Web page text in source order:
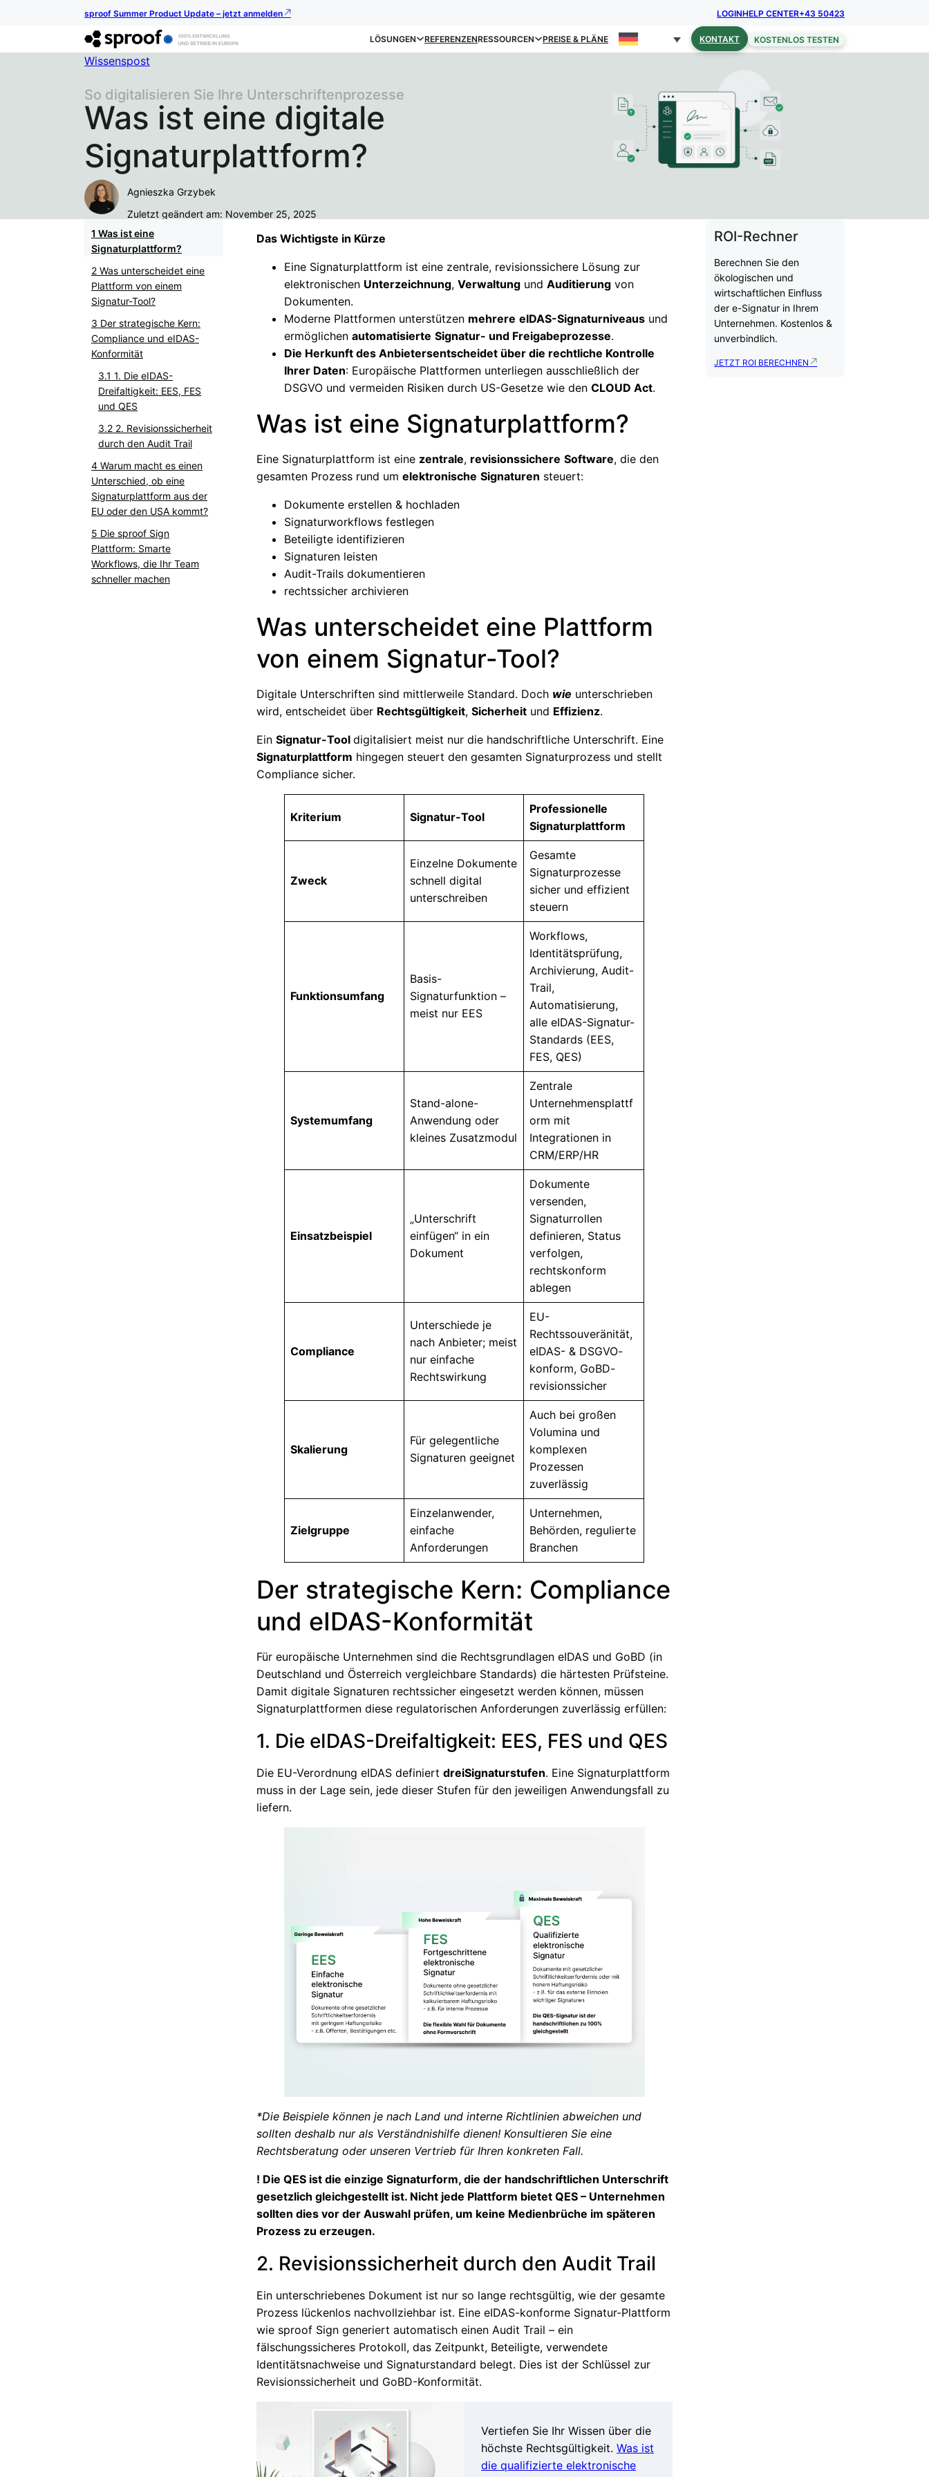
sproof Summer Product Update – jetzt anmelden LOGINHELP CENTER+43 50423
LÖSUNGEN REFERENZENRESSOURCEN PREISE & PLÄNE KONTAKT KOSTENLOS TESTEN
Wissenspost
Was ist eine digitale
Signaturplattform?
So digitalisieren Sie Ihre Unterschriftenprozesse
Agnieszka Grzybek
Zuletzt geändert am: November 25, 2025
Was ist eine
Signaturplattform?
Was unterscheidet eine
Plattform von einem
Signatur-Tool?
Der strategische Kern:
Compliance und eIDAS-
Konformität
1. Die eIDAS-
Dreifaltigkeit: EES, FES
und QES
2. Revisionssicherheit
durch den Audit Trail
Warum macht es einen
Unterschied, ob eine
Signaturplattform aus der
EU oder den USA kommt?
Die sproof Sign
Plattform: Smarte
Workflows, die Ihr Team
schneller machen
Das Wichtigste in Kürze
Eine Signaturplattform ist eine zentrale, revisionssichere Lösung zur
elektronischen Unterzeichnung,Verwaltung undAuditierung von
Dokumenten.
Moderne Plattformen unterstützen mehrere eIDAS-Signaturniveaus und
ermöglichenautomatisierte Signatur- und Freigabeprozesse.
Die Herkunft des Anbietersentscheidet über die rechtliche Kontrolle
Ihrer Daten: Europäische Plattformen unterliegen ausschließlich der
DSGVO und vermeiden Risiken durch US-Gesetze wie denCLOUD Act.
Was ist eine Signaturplattform?
Eine Signaturplattform ist eine zentrale, revisionssichere Software, die den
gesamten Prozess rund umelektronische Signaturen steuert:
Dokumente erstellen & hochladen
Signaturworkflows festlegen
Beteiligte identifizieren
Signaturen leisten
Audit-Trails dokumentieren
rechtssicher archivieren
Was unterscheidet eine Plattform
von einem Signatur-Tool?
Digitale Unterschriften sind mittlerweile Standard. Doch wie unterschrieben
wird, entscheidet über Rechtsgültigkeit,Sicherheit und Effizienz.
EinSignatur-Tooldigitalisiert meist nur die handschriftliche Unterschrift. Eine
Signaturplattform hingegen steuert den gesamten Signaturprozess und stellt
Compliance sicher.
Kriterium Signatur-Tool
Professionelle
Signaturplattform
Zweck
Einzelne Dokumente
schnell digital
unterschreiben
Gesamte
Signaturprozesse
sicher und effizient
steuern
Funktionsumfang
Basis-
Signaturfunktion –
meist nur EES
Workflows,
Identitätsprüfung,
Archivierung, Audit-
Trail,
Automatisierung,
alle eIDAS-Signatur-
Standards (EES,
FES, QES)
Systemumfang
Stand-alone-
Anwendung oder
kleines Zusatzmodul
Zentrale
Unternehmensplattf
orm mit
Integrationen in
CRM/ERP/HR
Einsatzbeispiel
„Unterschrift
einfügen“ in ein
Dokument
Dokumente
versenden,
Signaturrollen
definieren, Status
verfolgen,
rechtskonform
ablegen
Compliance
Unterschiede je
nach Anbieter; meist
nur einfache
Rechtswirkung
EU-
Rechtssouveränität,
eIDAS- & DSGVO-
konform, GoBD-
revisionssicher
Skalierung
Für gelegentliche
Signaturen geeignet
Auch bei großen
Volumina und
komplexen
Prozessen
zuverlässig
Zielgruppe
Einzelanwender,
einfache
Anforderungen
Unternehmen,
Behörden, regulierte
Branchen
Der strategische Kern: Compliance
und eIDAS-Konformität
Für europäische Unternehmen sind die Rechtsgrundlagen eIDAS und GoBD (in
Deutschland und Österreich vergleichbare Standards) die härtesten Prüfsteine.
Damit digitale Signaturen rechtssicher eingesetzt werden können, müssen
Signaturplattformen diese regulatorischen Anforderungen zuverlässig erfüllen:
1. Die eIDAS-Dreifaltigkeit: EES, FES und QES
Die EU-Verordnung eIDAS definiertdreiSignaturstufen. Eine Signaturplattform
muss in der Lage sein, jede dieser Stufen für den jeweiligen Anwendungsfall zu
liefern.
*Die Beispiele können je nach Land und interne Richtlinien abweichen und
sollten deshalb nur als Verständnishilfe dienen! Konsultieren Sie eine
Rechtsberatung oder unseren Vertrieb für Ihren konkreten Fall.
! Die QES ist die einzige Signaturform, die der handschriftlichen Unterschrift
gesetzlich gleichgestellt ist. Nicht jede Plattform bietet QES – Unternehmen
sollten dies vor der Auswahl prüfen, um keine Medienbrüche im späteren
Prozess zu erzeugen.
2. Revisionssicherheit durch den Audit Trail
Ein unterschriebenes Dokument ist nur so lange rechtsgültig, wie der gesamte
Prozess lückenlos nachvollziehbar ist. Eine eIDAS-konforme Signatur-Plattform
wie sproof Sign generiert automatisch einen Audit Trail – ein
fälschungssicheres Protokoll, das Zeitpunkt, Beteiligte, verwendete
Identitätsnachweise und Signaturstandard belegt. Dies ist der Schlüssel zur
Revisionssicherheit und GoBD-Konformität.
Vertiefen Sie Ihr Wissen über die
höchste Rechtsgültigkeit.Was ist
die qualifizierte elektronische
ROI-Rechner
Berechnen Sie den
ökologischen und
wirtschaftlichen Einfluss
der e-Signatur in Ihrem
Unternehmen. Kostenlos &
unverbindlich.
JETZT ROI BERECHNEN